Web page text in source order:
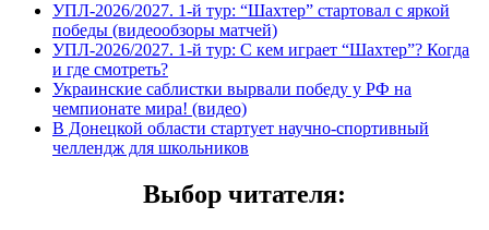
УПЛ-2026/2027. 1-й тур: “Шахтер” стартовал с яркой
победы (видеообзоры матчей)
УПЛ-2026/2027. 1-й тур: С кем играет “Шахтер”? Когда
и где смотреть?
Украинские саблистки вырвали победу у РФ на
чемпионате мира! (видео)
В Донецкой области стартует научно-спортивный
челлендж для школьников
Выбор читателя: